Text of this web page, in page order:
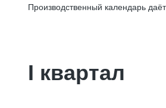
Производственный календарь
I квартал